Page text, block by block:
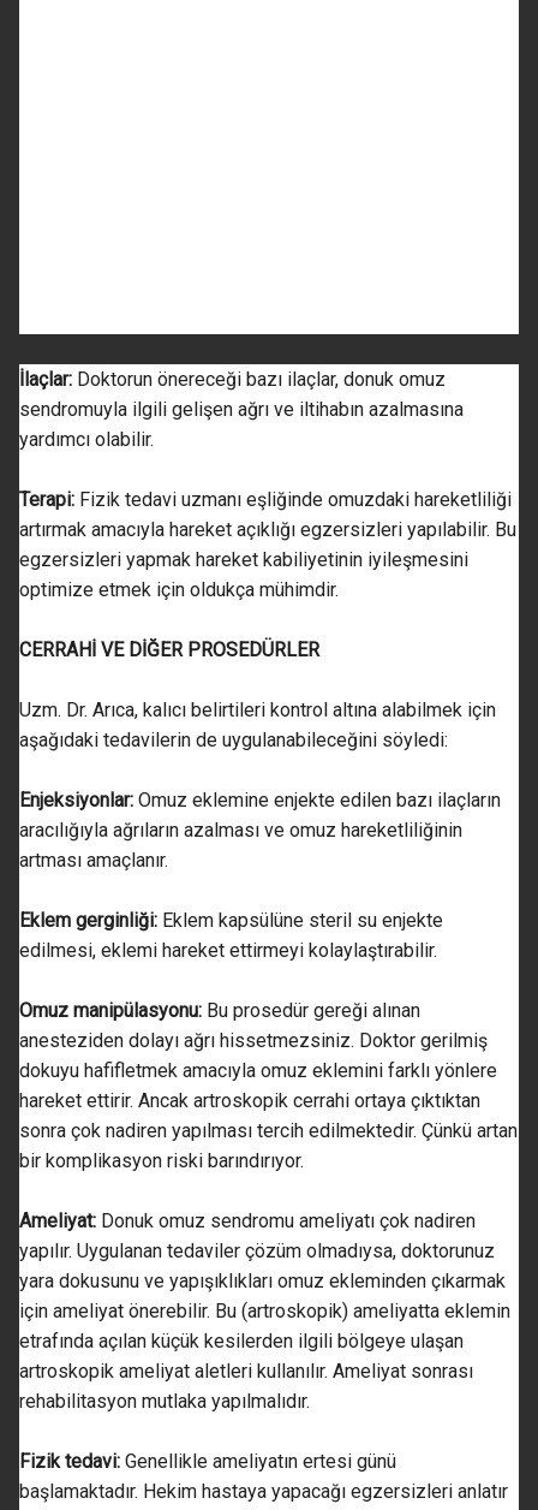
İlaçlar: Doktorun önereceği bazı ilaçlar, donuk omuz
sendromuyla ilgili gelişen ağrı ve iltihabın azalmasına
yardımcı olabilir.
Terapi: Fizik tedavi uzmanı eşliğinde omuzdaki hareketliliği
artırmak amacıyla hareket açıklığı egzersizleri yapılabilir. Bu
egzersizleri yapmak hareket kabiliyetinin iyileşmesini
optimize etmek için oldukça mühimdir.
CERRAHİ VE DİĞER PROSEDÜRLER
Uzm. Dr. Arıca, kalıcı belirtileri kontrol altına alabilmek için
aşağıdaki tedavilerin de uygulanabileceğini söyledi:
Enjeksiyonlar:Omuz eklemine enjekte edilen bazı ilaçların
aracılığıyla ağrıların azalması ve omuz hareketliliğinin
artması amaçlanır.
Eklem gerginliği:Eklem kapsülüne steril su enjekte
edilmesi, eklemi hareket ettirmeyi kolaylaştırabilir.
Omuz manipülasyonu: Bu prosedür gereği alınan
anesteziden dolayı ağrı hissetmezsiniz. Doktor gerilmiş
dokuyu hafifletmek amacıyla omuz eklemini farklı yönlere
hareket ettirir. Ancak artroskopik cerrahi ortaya çıktıktan
sonra çok nadiren yapılması tercih edilmektedir. Çünkü artan
bir komplikasyon riski barındırıyor.
Ameliyat: Donuk omuz sendromu ameliyatı çok nadiren
yapılır. Uygulanan tedaviler çözüm olmadıysa, doktorunuz
yara dokusunu ve yapışıklıkları omuz ekleminden çıkarmak
için ameliyat önerebilir. Bu (artroskopik) ameliyatta eklemin
etrafında açılan küçük kesilerden ilgili bölgeye ulaşan
artroskopik ameliyat aletleri kullanılır. Ameliyat sonrası
rehabilitasyon mutlaka yapılmalıdır.
Fizik tedavi: Genellikle ameliyatın ertesi günü
başlamaktadır. Hekim hastaya yapacağı egzersizleri anlatır